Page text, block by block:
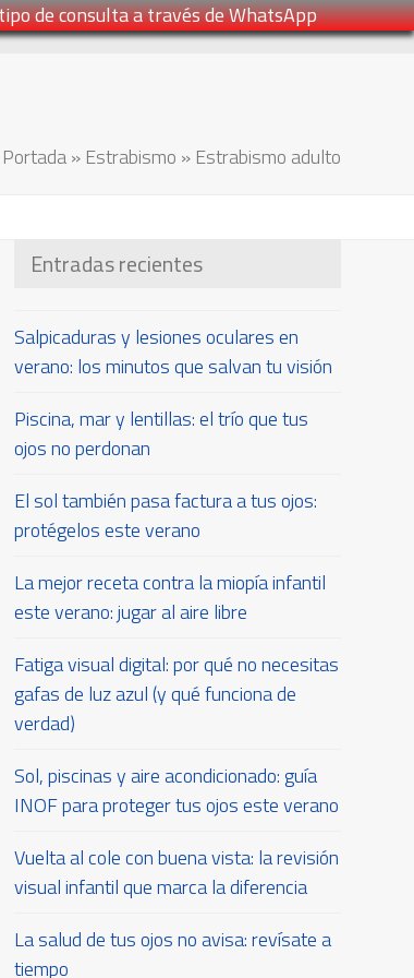
de consulta a través de WhatsApp
Portada» Estrabismo » Estrabismo adulto
Entradas recientes
Salpicaduras y lesiones oculares en
verano: los minutos que salvan tu visión
Piscina, mar y lentillas: el trío que tus
ojos no perdonan
El sol también pasa factura a tus ojos:
protégelos este verano
La mejor receta contra la miopía infantil
este verano: jugar al aire libre
Fatiga visual digital: por qué no necesitas
gafas de luz azul (y qué funciona de
verdad)
Sol, piscinas y aire acondicionado: guía
INOF para proteger tus ojos este verano
Vuelta al cole con buena vista: la revisión
visual infantil que marca la diferencia
La salud de tus ojos no avisa: revísate a
tiempo